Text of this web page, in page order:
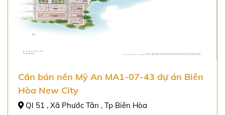
Cần bán nền Mỹ An MA1-07-43 dự án Biên
Hòa New City
Ql 51 , Xã Phước Tân , Tp Biên Hòa